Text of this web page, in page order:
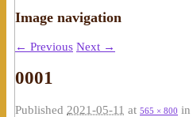
Image navigation
← Previous Next →
0001
Published 2021-05-11 at 565 × 800 in